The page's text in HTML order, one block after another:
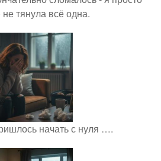
тянула всё одна.
начать с нуля ….